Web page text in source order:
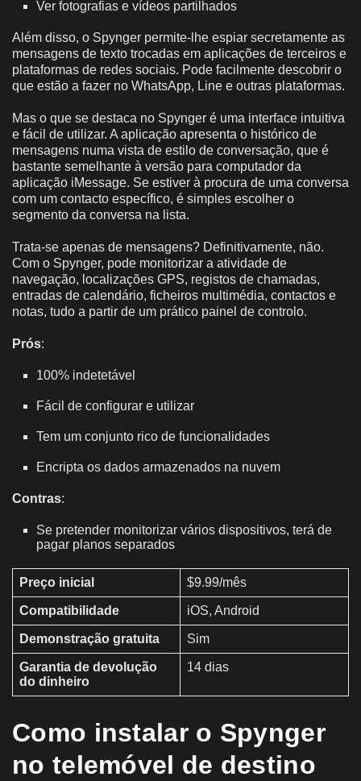
Ver fotografias e vídeos partilhados
Além disso, o Spynger permite-lhe espiar secretamente as
mensagens de texto trocadas em aplicações de terceiros e
plataformas de redes sociais. Pode facilmente descobrir o
que estão a fazer no WhatsApp, Line e outras plataformas.
Mas o que se destaca no Spynger é uma interface intuitiva
e fácil de utilizar. A aplicação apresenta o histórico de
mensagens numa vista de estilo de conversação, que é
bastante semelhante à versão para computador da
aplicação iMessage. Se estiver à procura de uma conversa
com um contacto específico, é simples escolher o
segmento da conversa na lista.
Trata-se apenas de mensagens? Definitivamente, não.
Com o Spynger, pode monitorizar a atividade de
navegação, localizações GPS, registos de chamadas,
entradas de calendário, ficheiros multimédia, contactos e
notas, tudo a partir de um prático painel de controlo.
Prós:
100% indetetável
Fácil de configurar e utilizar
Tem um conjunto rico de funcionalidades
Encripta os dados armazenados na nuvem
Contras:
Se pretender monitorizar vários dispositivos, terá de
pagar planos separados
Preço inicial $9.99/mês
Compatibilidade iOS, Android
Demonstração gratuita Sim
Garantia de devolução
do dinheiro
14 dias
Como instalar o Spynger
no telemóvel de destino